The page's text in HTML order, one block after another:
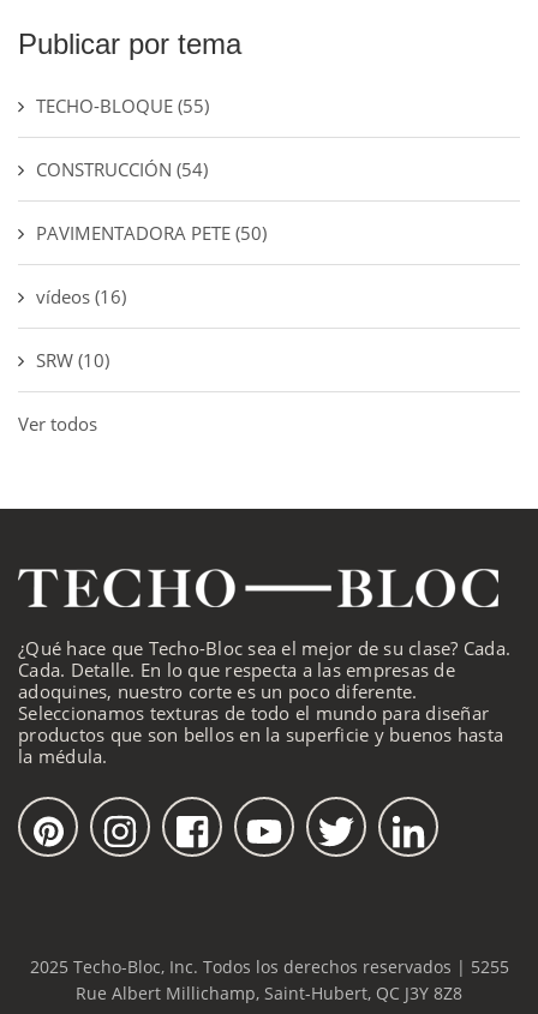
Publicar por tema
TECHO-BLOQUE (55)
CONSTRUCCIÓN (54)
PAVIMENTADORA PETE (50)
vídeos (16)
SRW (10)
Ver todos
¿Qué hace que Techo-Bloc sea el mejor de su clase? Cada.
Cada. Detalle. En lo que respecta a las empresas de
adoquines, nuestro corte es un poco diferente.
Seleccionamos texturas de todo el mundo para diseñar
productos que son bellos en la superficie y buenos hasta
la médula.
2025 Techo-Bloc, Inc. Todos los derechos reservados | 5255
Rue Albert Millichamp, Saint-Hubert, QC J3Y 8Z8